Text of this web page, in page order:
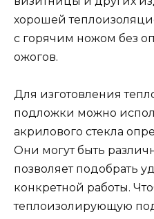
хорошей
с горячим ножом без
ожогов.
Для изготовления
подложки можно
акрилового стекла
Они могут быть
позволяет подобрать
конкретной работы.
теплоизолирующую